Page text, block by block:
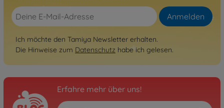
Anmelden
Ich möchte den Tamiya Newsletter erhalten.
Die Hinweise zum Datenschutz habe ich gelesen.
Erfahre mehr über uns!